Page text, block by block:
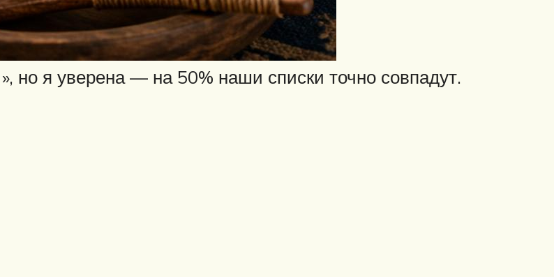
но я уверена — на 50% наши списки точно совпадут.